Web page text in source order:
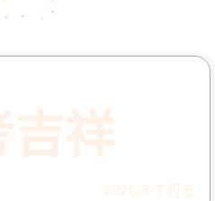
吉祥
2026-8-7 周五